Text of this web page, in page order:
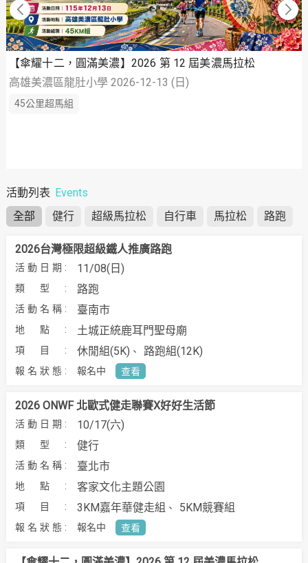
【傘耀十二，圓滿美濃】2026 第 12 屆美濃馬拉松
高雄美濃區龍肚小學 2026-12-13 (日)
45公里超馬組
活動列表 Events
全部
健行 超級馬拉松 自行車 馬拉松 路跑
11/08(日)
路跑
臺南市
2026台灣極限超級鐵人推廣路跑
土城正統鹿耳門聖母廟
休閒組(5K)
路跑組(12K)
報名中 查看
10/17(六)
健行
臺北市
2026 ONWF 北歐式健走聯賽X好好生活節
客家文化主題公園
3KM嘉年華健走組
5KM競賽組
報名中 查看